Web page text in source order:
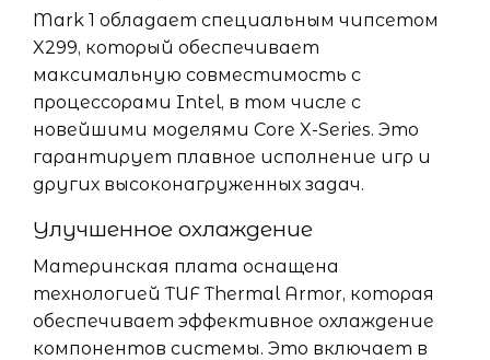
Mark 1 обладает специальным чипсетом
X299, который обеспечивает
максимальную совместимость с
процессорами Intel, в том числе с
новейшими моделями Core X-Series. Это
гарантирует плавное исполнение игр и
других высоконагруженных задач.
Улучшенное охлаждение
Материнская плата оснащена
технологией TUF Thermal Armor, которая
обеспечивает эффективное охлаждение
компонентов системы. Это включает в